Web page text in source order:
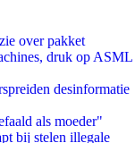
over pakket
druk op ASML
desinformatie
als moeder"
bij stelen illegale